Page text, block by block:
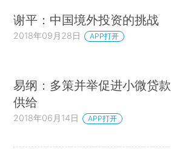
谢平：中国境外投资的挑战
2018年09月28日 APP打开
易纲：多策并举促进小微贷款
供给
2018年06月14日 APP打开